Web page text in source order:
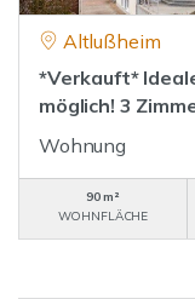
Altlußheim
*Verkauft*
möglich! 3
Wohnung
90 m²
WOHNFLÄCHE